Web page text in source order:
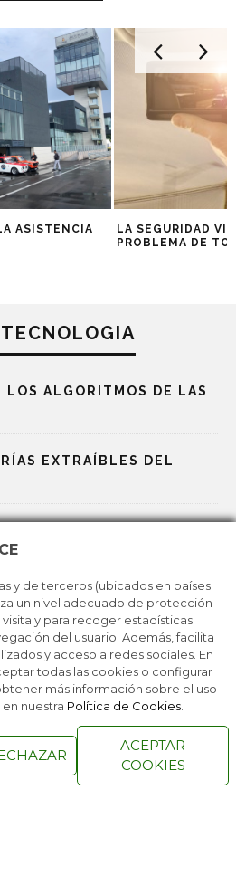
y de terceros (ubicados en países
un nivel adecuado de protección
y para recoger estadísticas
del usuario. Además, facilita
y acceso a redes sociales. En
todas las cookies o configurar
más información sobre el uso
nuestra Política de Cookies
ACEPTAR
COOKIES
ASISTENCIA
LA SEGURIDAD
PROBLEMA DE
LOS ALGORITMOS DE LAS
EXTRAÍBLES DEL
A LA ERA DE LA IA
SE ENTIENDE SIN IA
LA IA
LOS DERECHOS